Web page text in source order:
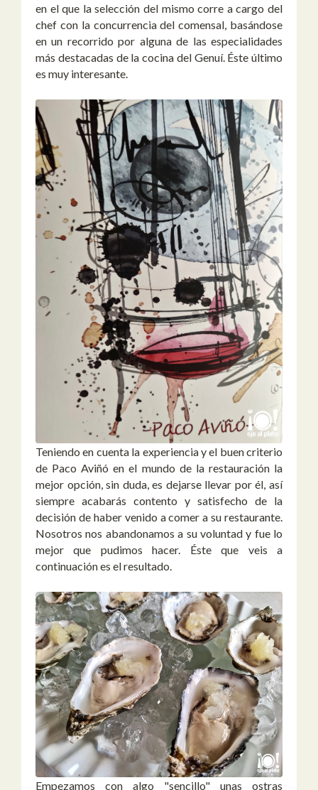
en el que la selección del mismo corre a cargo del
chef con la concurrencia del comensal, basándose
en un recorrido por alguna de las especialidades
más destacadas de la cocina del Genuí. Éste último
es muy interesante.
Teniendo en cuenta la experiencia y el buen criterio
de Paco Aviñó en el mundo de la restauración la
mejor opción, sin duda, es dejarse llevar por él, así
siempre acabarás contento y satisfecho de la
decisión de haber venido a comer a su restaurante.
Nosotros nos abandonamos a su voluntad y fue lo
mejor que pudimos hacer. Éste que veis a
continuación es el resultado.
Empezamos con algo "sencillo" unas ostras